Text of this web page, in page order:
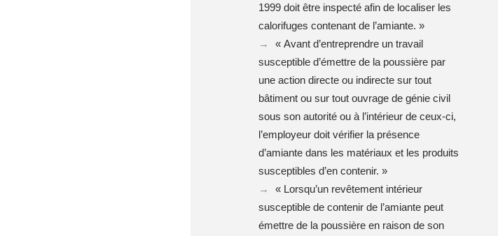
1999 doit être inspecté afin de localiser les
calorifuges contenant de l’amiante. »
« Avant d’entreprendre un travail
susceptible d’émettre de la poussière par
une action directe ou indirecte sur tout
bâtiment ou sur tout ouvrage de génie civil
sous son autorité ou à l’intérieur de ceux-ci,
l’employeur doit vérifier la présence
d’amiante dans les matériaux et les produits
susceptibles d’en contenir. »
« Lorsqu’un revêtement intérieur
susceptible de contenir de l’amiante peut
émettre de la poussière en raison de son